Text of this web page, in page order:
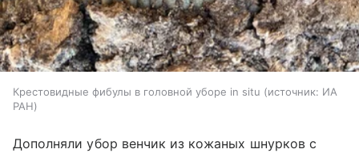
Крестовидные фибулы в головной уборе in situ источник: ИА
РАН
Дополняли убор венчик из кожаных шнурков с